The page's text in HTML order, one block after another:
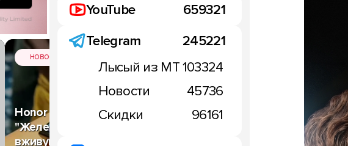
НОВОСТИ
Honor Magic 7 Pro по кличке
"Железный человек" показали
вживую: видео
YouTube
659321
Telegram
245221
Лысый из МТ103324
Новости
45736
Скидки
96161